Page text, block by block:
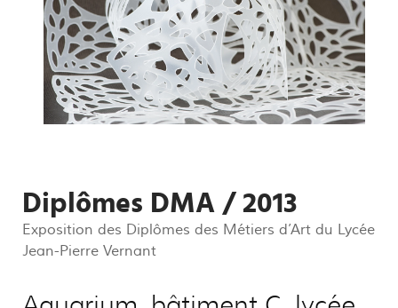
Diplômes DMA / 2013
Exposition des Diplômes des Métiers d’Art du Lycée
Jean-Pierre Vernant